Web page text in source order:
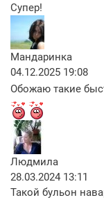
Супер!
Мандаринка
04.12.2025 19:08
Обожаю такие
Людмила
28.03.2024 13:11
Такой бульон